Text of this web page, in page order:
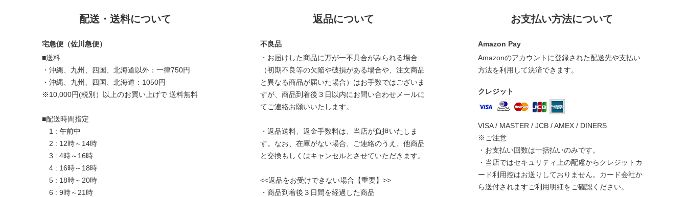
配送・送料について
宅急便（佐川急便）
■送料
・沖縄、九州、四国、北海道以外：一律750円
・沖縄、九州、四国、北海道：1050円
※10,000円(税別）以上のお買い上げで 送料無料
■配送時間指定
1 : 午前中
2 : 12時～14時
3 : 4時～16時
4 : 16時～18時
5 : 18時～20時
6 : 9時～21時
返品について
不良品
・お届けした商品に万が一不具合がみられる場合
（初期不良等の欠陥や破損がある場合や、注文商品
と異なる商品が届いた場合）はお手数ではございま
すが、商品到着後３日以内にお問い合わせメールに
てご連絡お願いいたします。
・返品送料、返金手数料は、当店が負担いたしま
す。なお、在庫がない場合、ご連絡のうえ、他商品
と交換もしくはキャンセルとさせていただきます。
<<返品をお受けできない場合【重要】>>
・商品到着後３日間を経過した商品
お支払い方法について
Amazon Pay
Amazonのアカウントに登録された配送先や支払い
方法を利用して決済できます。
クレジット
VISA / MASTER / JCB / AMEX / DINERS
※ご注意
・お支払い回数は一括払いのみです。
・当店ではセキュリティ上の配慮からクレジットカ
ード利用控はお送りしておりません。カード会社か
ら送付されますご利用明細をご確認ください。